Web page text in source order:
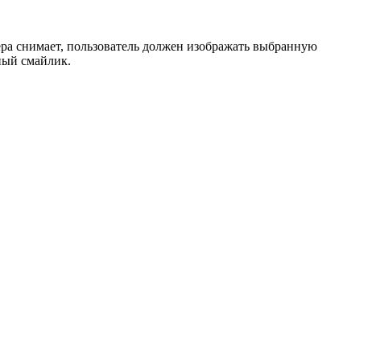
снимает, пользователь должен изображать выбранную
смайлик.